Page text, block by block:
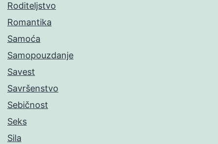
Roditeljstvo
Romantika
Samoća
Samopouzdanje
Savest
Savršenstvo
Sebičnost
Seks
Sila